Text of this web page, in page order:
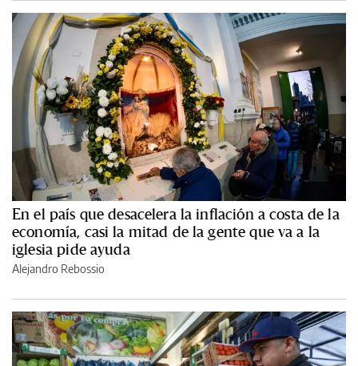
En el país que desacelera la inflación a costa de la
economía, casi la mitad de la gente que va a la
iglesia pide ayuda
Alejandro Rebossio